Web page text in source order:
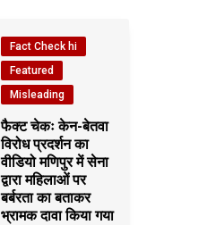
Fact Check hi
Featured
Misleading
फैक्ट चेकः केन-बेतवा
विरोध प्रदर्शन का
वीडियो मणिपुर में सेना
द्वारा महिलाओं पर
बर्बरता का बताकर
भ्रामक दावा किया गया